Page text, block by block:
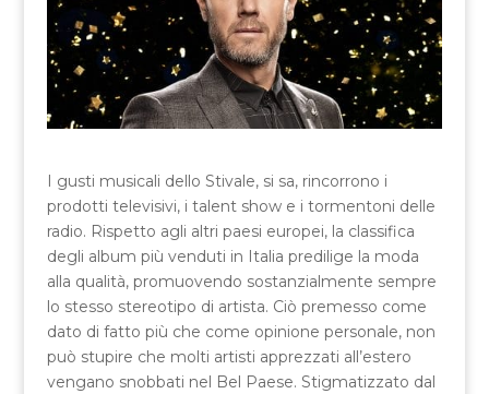
I gusti musicali dello Stivale, si sa, rincorrono i
prodotti televisivi, i talent show e i tormentoni delle
radio. Rispetto agli altri paesi europei, la classifica
degli album più venduti in Italia predilige la moda
alla qualità, promuovendo sostanzialmente sempre
lo stesso stereotipo di artista. Ciò premesso come
dato di fatto più che come opinione personale, non
può stupire che molti artisti apprezzati all’estero
vengano snobbati nel Bel Paese. Stigmatizzato dal